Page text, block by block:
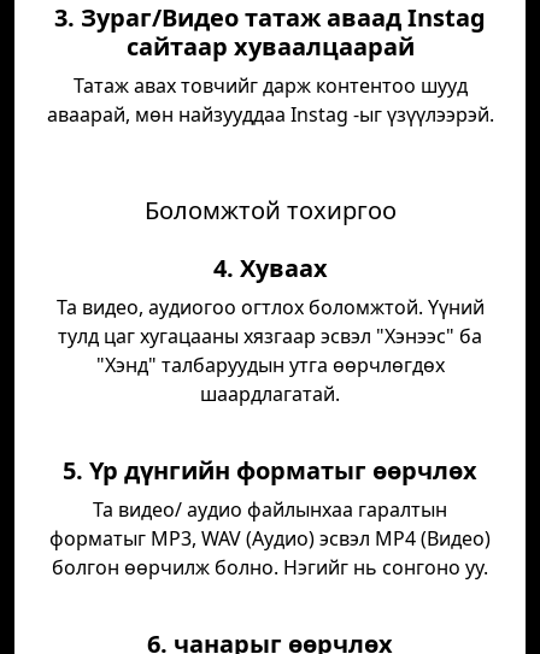
3. Зураг/Видео татаж аваад Instag
сайтаар хуваалцаарай
Татаж авах товчийг дарж контентоо шууд
аваарай, мөн найзууддаа Instag -ыг үзүүлээрэй.
Боломжтой тохиргоо
4. Хуваах
Та видео, аудиогоо огтлох боломжтой. Үүний
тулд цаг хугацааны хязгаар эсвэл "Хэнээс" ба
"Хэнд" талбаруудын утга өөрчлөгдөх
шаардлагатай.
5. Үр дүнгийн форматыг өөрчлөх
Та видео/ аудио файлынхаа гаралтын
форматыг MP3, WAV (Аудио) эсвэл MP4 (Видео)
болгон өөрчилж болно. Нэгийг нь сонгоно уу.
6. чанарыг өөрчлөх